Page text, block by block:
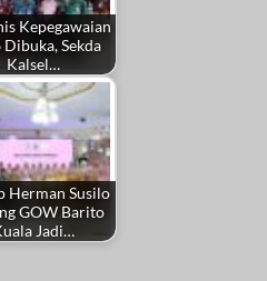
Kepegawaian
Dibuka, Sekda
Kalsel…
Herman Susilo
GOW Barito
Jadi…